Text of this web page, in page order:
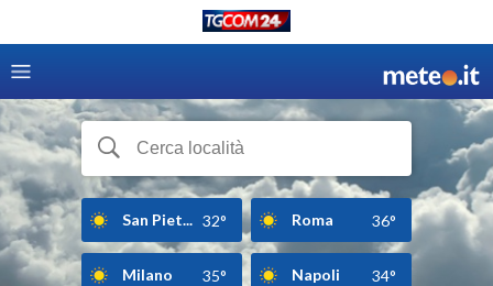
San Piet... 32° Roma 36°
Milano 35° Napoli 34°